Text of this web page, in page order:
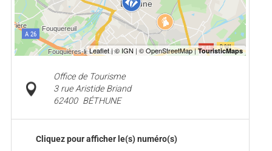
Office de Tourisme
3 rue Aristide Briand
62400 BÉTHUNE
Cliquez pour afficher le(s) numéro(s)